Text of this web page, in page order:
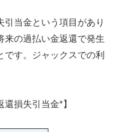
引当金という項目があり
来の過払い金返還で発生
す。ジャックスでの利
損失引当金*】